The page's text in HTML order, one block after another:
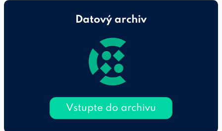
Datový archiv
Vstupte do archivu